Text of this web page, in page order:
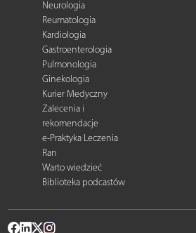
Neurologia
Reumatologia
Kardiologia
Gastroenterologia
Pulmonologia
Ginekologia
Kurier Medyczny
Zalecenia i
rekomendacje
e-Praktyka Leczenia
Ran
Warto wiedzieć
Biblioteka podcastów